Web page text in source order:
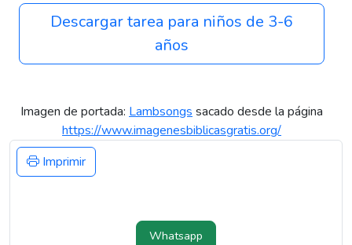
Descargar tarea para niños de 3-6
años
Imagen de portada:Lambsongssacado desde la página
https://www.imagenesbiblicasgratis.org/
Imprimir
Whatsapp